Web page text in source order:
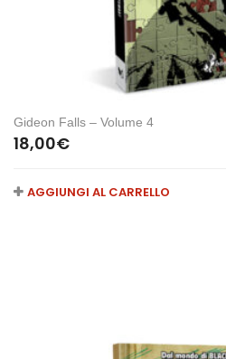
Gideon Falls – Volume 4
18,00€
AGGIUNGI AL CARRELLO